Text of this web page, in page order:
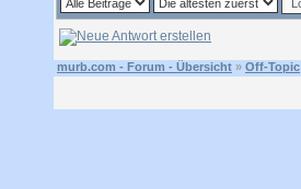
murb.com - Forum - Übersicht » Off-Topic